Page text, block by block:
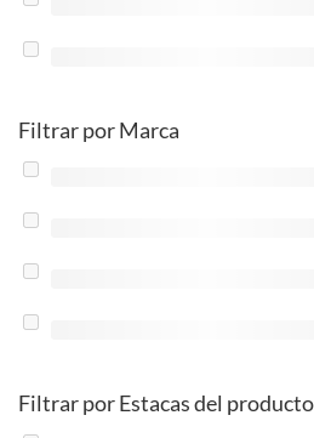
Filtrar por Marca
Filtrar por Estacas del producto